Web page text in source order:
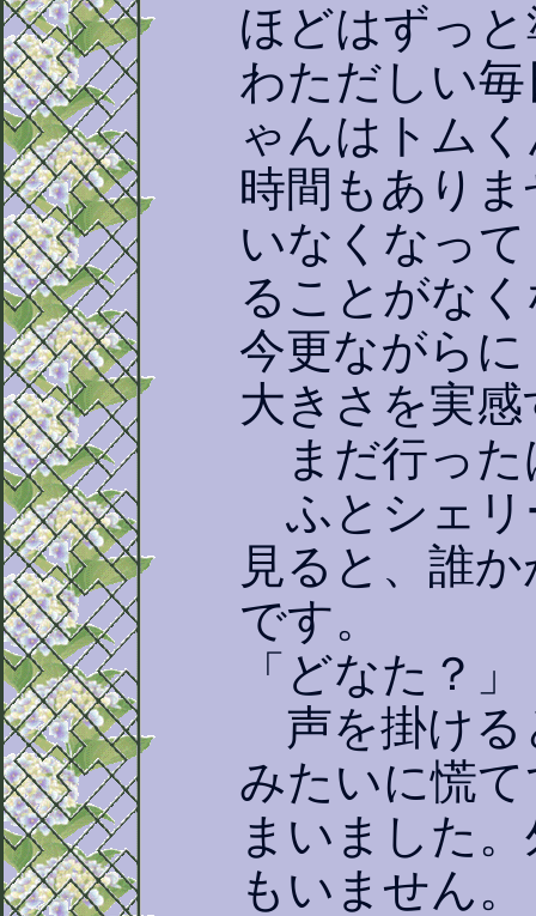
ほどはずっ
わただしい
ゃんはトム
時間もあり
いなくなっ
ることがな
今更ながら
大きさを実
まだ行った
ふとシェリ
見ると、誰
です。
「どなた？」
声を掛ける
みたいに慌
まいました
もいません。